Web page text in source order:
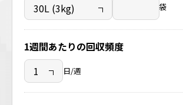
袋
1週間あたりの回収頻度
日/週